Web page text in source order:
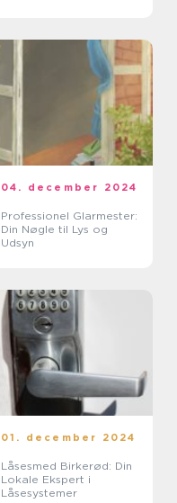
04. december 2024
Professionel Glarmester:
Din Nøgle til Lys og
Udsyn
01. december 2024
Låsesmed Birkerød: Din
Lokale Ekspert i
Låsesystemer